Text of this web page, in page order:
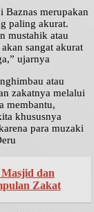
merupakan
paling akurat.
mustahik atau
sangat akurat
ujarnya
atau
zakatnya melalui
membantu,
khususnya
para muzaki
dan
Zakat